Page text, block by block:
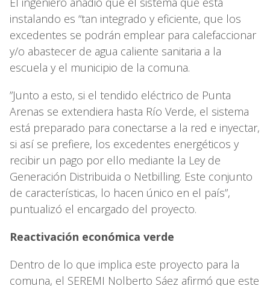
instalando es “tan integrado y eficiente, que los
excedentes se podrán emplear para calefaccionar
y/o abastecer de agua caliente sanitaria a la
escuela y el municipio de la comuna.
”Junto a esto, si el tendido eléctrico de Punta
Arenas se extendiera hasta Río Verde, el sistema
está preparado para conectarse a la red e inyectar,
si así se prefiere, los excedentes energéticos y
recibir un pago por ello mediante la Ley de
Generación Distribuida o Netbilling. Este conjunto
de características, lo hacen único en el país”,
puntualizó el encargado del proyecto.
Reactivación económica verde
Dentro de lo que implica este proyecto para la
comuna, el SEREMI Nolberto Sáez afirmó que este